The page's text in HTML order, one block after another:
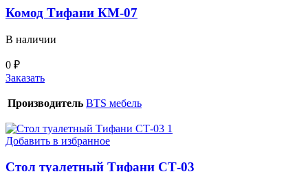
Комод Тифани КМ-07
В наличии
0 ₽
Заказать
Производитель BTS мебель
Добавить в избранное
Стол туалетный Тифани СТ-03